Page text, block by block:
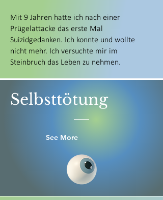
Mit 9 Jahren hatte ich nach einer
Prügelattacke das erste Mal
Suizidgedanken. Ich konnte und wollte
nicht mehr. Ich versuchte mir im
Steinbruch das Leben zu nehmen.
Selbsttötung
See More